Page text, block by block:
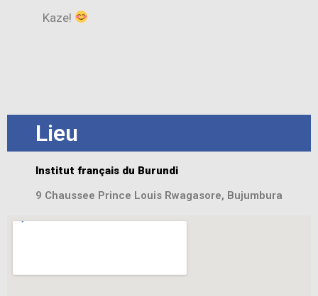
Kaze!
Lieu
Institut français du Burundi
9 Chaussee Prince Louis Rwagasore, Bujumbura